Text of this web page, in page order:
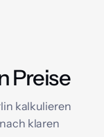
Preise
kalkulieren
klaren